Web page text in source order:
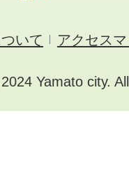
いて アクセス
Yamato city.